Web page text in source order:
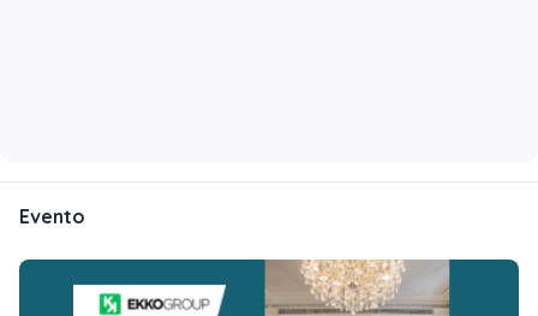
Evento